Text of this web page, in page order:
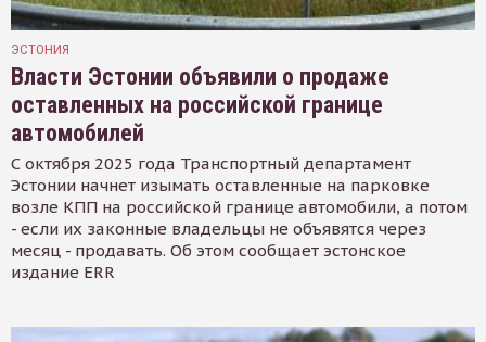
ЭСТОНИЯ
Власти Эстонии объявили о продаже
оставленных на российской границе
автомобилей
С октября 2025 года Транспортный департамент
Эстонии начнет изымать оставленные на парковке
возле КПП на российской границе автомобили, а потом
- если их законные владельцы не объявятся через
месяц - продавать. Об этом сообщает эстонское
издание ERR